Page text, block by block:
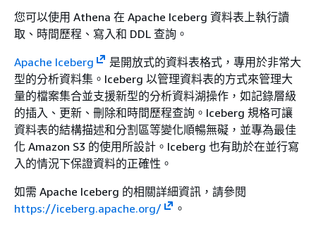
您可以使用 Athena 在 Apache Iceberg 資料表上執行讀
取、時間歷程、寫入和 DDL 查詢。
Apache Iceberg
是開放式的資料表格式，專用於非常大
型的分析資料集。Iceberg 以管理資料表的方式來管理大
量的檔案集合並支援新型的分析資料湖操作，如記錄層級
的插入、更新、刪除和時間歷程查詢。Iceberg 規格可讓
資料表的結構描述和分割區等變化順暢無礙，並專為最佳
化 Amazon S3 的使用所設計。Iceberg 也有助於在並行寫
入的情況下保證資料的正確性。
如需 Apache Iceberg 的相關詳細資訊，請參閱
https://iceberg.apache.org/
。